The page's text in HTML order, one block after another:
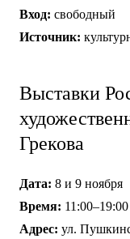
Вход: свободный
Источник:
Выставки
Грекова
Дата: 8 и 9 ноября
Время: 11:00–19:00
Адрес: ул.